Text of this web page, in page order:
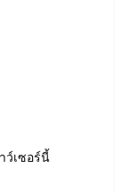
ว์เซอร์นี้